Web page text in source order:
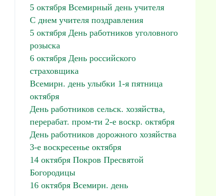
5 октября Всемирный день учителя
С днем учителя поздравления
5 октября День работников уголовного
розыска
6 октября День российского
страховщика
Всемирн. день улыбки 1-я пятница
октября
День работников сельск. хозяйства,
перерабат. пром-ти 2-е воскр. октября
День работников дорожного хозяйства
3-е воскресенье октября
14 октября Покров Пресвятой
Богородицы
16 октября Всемирн. день